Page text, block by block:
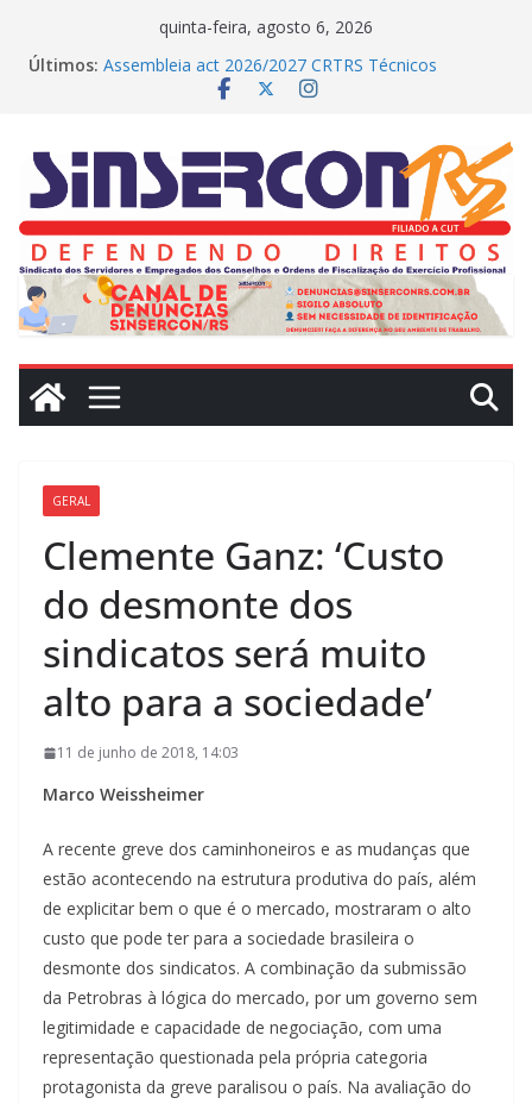
para
quinta-feira, agosto 6, 2026
Últimos: Assembleia act 2026/2027 CRTRS Técnicos
HOJE(22)
Dissídio 2025
PROTESTO JUDICIAL
GERAL
Clemente Ganz: ‘Custo
do desmonte dos
sindicatos será muito
alto para a sociedade’
11 de junho de 2018, 14:03
Marco Weissheimer
A recente greve dos caminhoneiros e as mudanças que
estão acontecendo na estrutura produtiva do país, além
de explicitar bem o que é o mercado, mostraram o alto
custo que pode ter para a sociedade brasileira o
desmonte dos sindicatos. A combinação da submissão
da Petrobras à lógica do mercado, por um governo sem
legitimidade e capacidade de negociação, com uma
representação questionada pela própria categoria
protagonista da greve paralisou o país. Na avaliação do